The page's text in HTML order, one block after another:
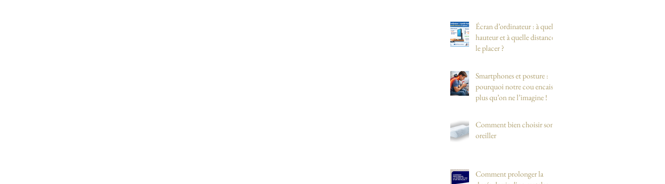
Écran d’ordinateur : à quelle
hauteur et à quelle distance
le placer ?
Smartphones et posture :
pourquoi notre cou encaisse
plus qu’on ne l’imagine !
Comment bien choisir son
oreiller
Comment prolonger la